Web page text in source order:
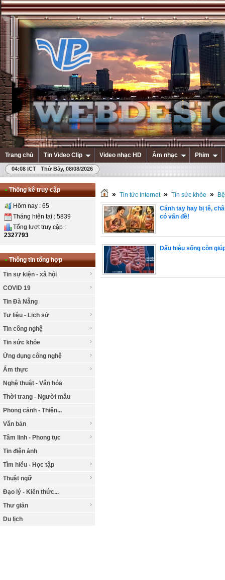
Trang chủ Tin Video Clip Video nhạc HD Âm nhạc Phim
04:08 ICT Thứ Bảy, 08/08/2026
• Thống kê truy cập
Hôm nay : 65
Tháng hiện tại : 5839
Tổng lượt truy cập :
2327793
• Thông tin tổng hợp
Tin sự kiện - xã hội
COVID 19
Tin Đà Nẵng
Tư liệu - Lịch sử
Tin công nghệ
Tin sức khỏe
Ứng dụng công nghệ
Ẩm thực
Nghệ thuật - Văn hóa
Thời trang - Người mẫu
Phong cảnh - Thiên...
Văn bản
Tâm linh - Phong tục
Tin điện ảnh
Tìm hiểu - Học tập
Thuật ngữ
Đạo lý - Kiến thức...
Thư giản
Du lịch
» Tin tức Internet » Tin sức khỏe »
Cánh tay hay bị tê,
có vấn đề!
Dấu hiệu sống còn